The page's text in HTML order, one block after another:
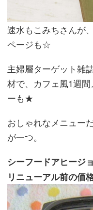
速水もこみちさんが
ページも☆
主婦層ターゲット雑
材で、カフェ風1週
ーも★
おしゃれなメニュー
が一つ。
シーフードアヒージョ
リニューアル前の価